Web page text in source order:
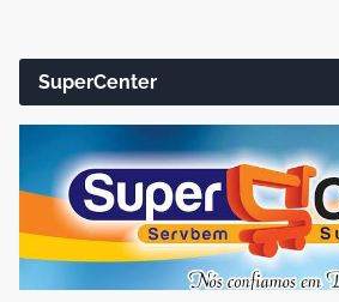
SuperCenter